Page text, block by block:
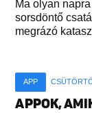
Ma olyan
sorsdöntő
megrázó
APP
APPOK,